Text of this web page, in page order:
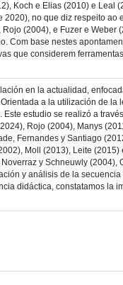
Koch e Elias (2010) e Leal
no que diz respeito ao
(2004), e Fuzer e Weber
Com base nestes
que considerem
en la actualidad,
a la utilización de la
estudio se realizó a
Rojo (2004), Manys
Fernandes y Santiago
Moll (2013), Leite (2015)
y Schneuwly (2004),
y análisis de la
didáctica, constatamos la